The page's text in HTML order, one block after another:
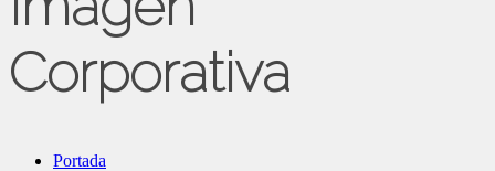
Corporativa
Portada